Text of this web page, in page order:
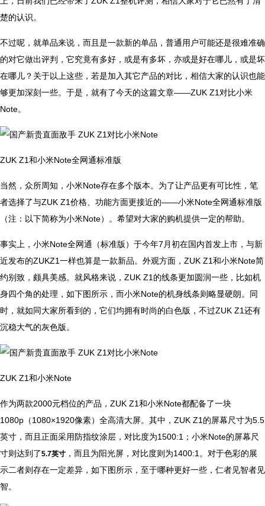
楚的认识。
不过呢，就单品来说，而且是一款新的单品，普通用户可能还是很难准确
的对它做出评判，它究竟有多好，或是有多坏，亦或是好在哪儿，或是坏
在哪儿？关于以上这些，若是加入其它产品的对比，相信大家的认识也能
够更加深刻一些。于是，就有了今天的这篇文章——ZUK Z1对比小米
Note。
ZUK Z1和小米Note全网通标准版
当然，众所周知，小米Note存在多个版本。为了让产品更有可比性，笔
者选择了与ZUK Z1价格、功能方面更接近的——小米Note全网通标准版
（注：以下简称为小米Note）。希望对大家的购机提供一定的帮助。
事实上，小米Note全网通（标准版）于今年7月初在国内首发上市，与新
近发布的ZUKZ1一样也算是一款新品。外观方面，ZUK Z1和小米Note简
约别致，颇具美感。就风格来说，ZUK Z1的线条更加圆润一些，比如机
身四个角的处理，如下图所示，而小米Note的机身线条则略显硬朗。同
时，就如同大家所看到的，它们均拥有时尚的白色版，不过ZUK Z1还有
沉稳大气的灰色版。
ZUK Z1和小米Note
作为两款2000元档位的产品，ZUK Z1和小米Note都配备了一块
1080p（1080×1920像素）全高清大屏。其中，ZUK Z1的屏幕尺寸为5.5
英寸，而且正面采用防指纹涂层，对比度为1500:1；小米Note的屏幕尺
寸则达到了5.7英寸 ，而且为阳光屏，对比度则为1400:1。对于色彩的展
示二者则存在一定差异，如下图所示，至于哪种更好一些，仁者见智者见
智。